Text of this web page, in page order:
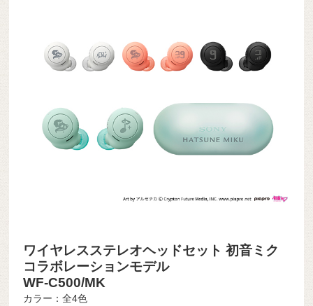
ワイヤレスステレオヘッドセット 初音ミク
コラボレーションモデル
WF-C500/MK
カラー：全4色